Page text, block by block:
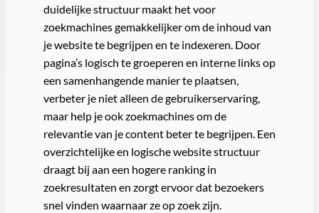
duidelijke structuur maakt het voor
zoekmachines gemakkelijker om de inhoud van
je website te begrijpen en te indexeren. Door
pagina’s logisch te groeperen en interne links op
een samenhangende manier te plaatsen,
verbeter je niet alleen de gebruikerservaring,
maar help je ook zoekmachines om de
relevantie van je content beter te begrijpen. Een
overzichtelijke en logische website structuur
draagt bij aan een hogere ranking in
zoekresultaten en zorgt ervoor dat bezoekers
snel vinden waarnaar ze op zoek zijn.